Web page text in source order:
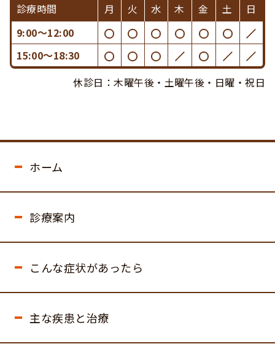
診療時間 月 火 水 木 金 土
日
9:00〜12:00
15:00〜18:30
休診日：木曜午後・土曜午後・日曜・祝日
ホーム
診療案内
こんな症状があったら
主な疾患と治療